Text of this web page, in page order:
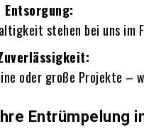
stehen bei uns
oder große Projekte –
Entrümpelung